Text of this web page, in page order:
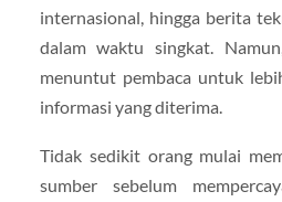
internasional, hingga berita
dalam waktu singkat.
menuntut pembaca untuk
informasi yang diterima.
Tidak sedikit orang mulai
sumber sebelum